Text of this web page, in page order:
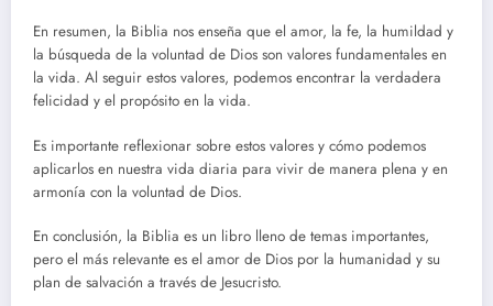
En resumen, la Biblia nos enseña que el amor, la fe, la humildad y
la búsqueda de la voluntad de Dios son valores fundamentales en
la vida. Al seguir estos valores, podemos encontrar la verdadera
felicidad y el propósito en la vida.
Es importante reflexionar sobre estos valores y cómo podemos
aplicarlos en nuestra vida diaria para vivir de manera plena y en
armonía con la voluntad de Dios.
En conclusión, la Biblia es un libro lleno de temas importantes,
pero el más relevante es el amor de Dios por la humanidad y su
plan de salvación a través de Jesucristo.